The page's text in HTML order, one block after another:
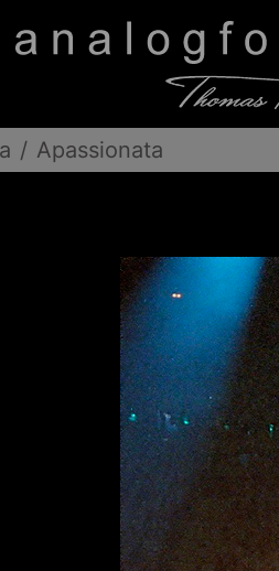
Apassionata